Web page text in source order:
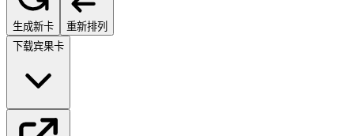
生成新卡
重新排列
下载宾果卡